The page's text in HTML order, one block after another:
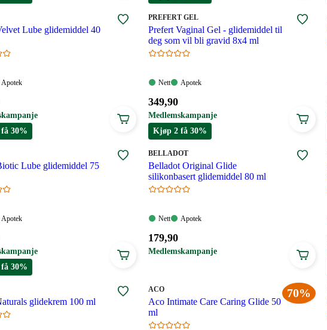
Lube glidemiddel 40
Apotek:
Apotek
MERKE:
PREFERT GEL
Prefert Vaginal Gel - glidemiddel til
deg som vil bli gravid 8x4 ml
Nett:
Nett
Apotek:
Apotek
Pris:
349,90
kroner.
349,90
Medlemskampanje
30%
Lube glidemiddel 75
Apotek:
Apotek
Kjøp 2 få 30%
MERKE:
BELLADOT
Belladot Original Glide
silikonbasert glidemiddel 80 ml
Nett:
Nett
Apotek:
Apotek
Pris:
179,90
179,90
Medlemskampanje
30%
glidekrem 100 ml
70%
MERKE
ACO
Aco Intimate Care Caring Glide 50
ml